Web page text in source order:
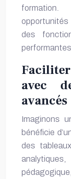
formation.
des
performantes.
avec
avancés
Imaginons
bénéficie
des